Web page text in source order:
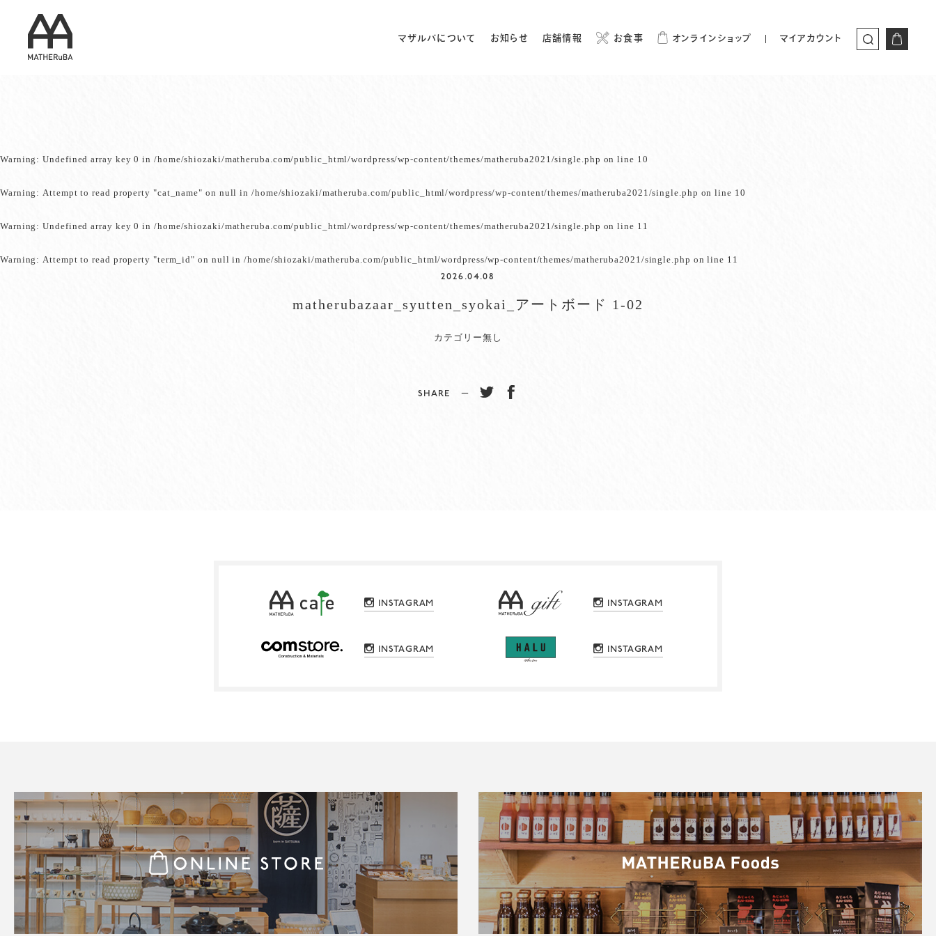
マザルバについて お知らせ 店舗情報 お食事 オンラインショップ マイアカウント
Warning: Undefined array key 0 in /home/shiozaki/matheruba.com/public_html/wordpress/wp-content/themes/matheruba2021/single.php on line 10
Warning: Attempt to read property "cat_name" on null in /home/shiozaki/matheruba.com/public_html/wordpress/wp-content/themes/matheruba2021/single.php on line 10
Warning: Undefined array key 0 in /home/shiozaki/matheruba.com/public_html/wordpress/wp-content/themes/matheruba2021/single.php on line 11
Warning: Attempt to read property "term_id" on null in/home/shiozaki/matheruba.com/public_html/wordpress/wp-content/themes/matheruba2021/single.php on line 11
2026.04.08
matherubazaar_syutten_syokai_アートボード 1-02
カテゴリー無し
SHARE −
INSTAGRAM INSTAGRAM
INSTAGRAM INSTAGRAM